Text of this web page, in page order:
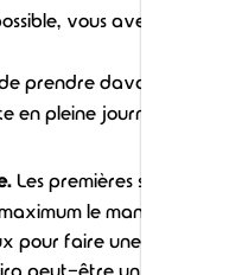
vous avez plusieurs
prendre davantage de
en pleine journée, quand
Les premières semaines,
le manque de
pour faire une activité qui